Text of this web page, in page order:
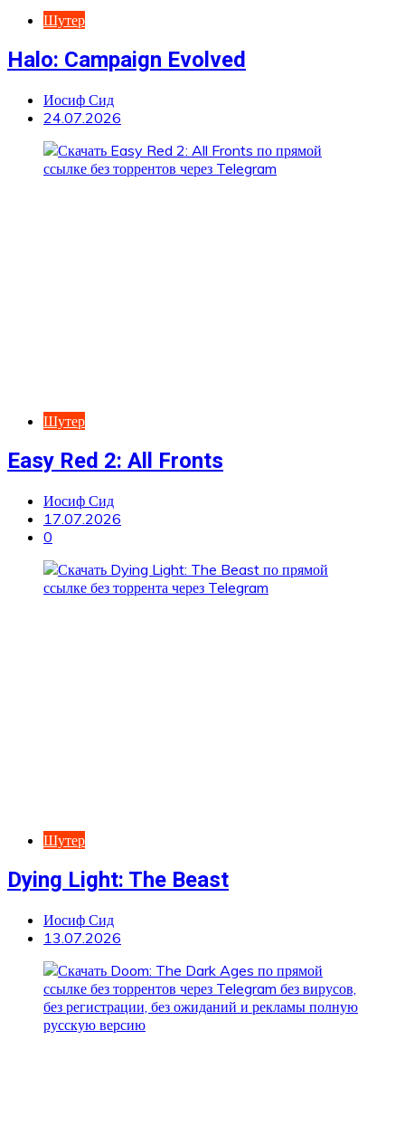
Шутер
Halo: Campaign Evolved
Иосиф Сид
24.07.2026
Шутер
Easy Red 2: All Fronts
Иосиф Сид
17.07.2026
0
Шутер
Dying Light: The Beast
Иосиф Сид
13.07.2026